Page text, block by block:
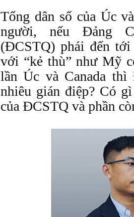
Tổng dân số của Úc
người, nếu Đảng
(ĐCSTQ) phái đến
với “kẻ thù” như Mỹ
lần Úc và Canada thì
nhiêu gián điệp? Có
của ĐCSTQ và phần